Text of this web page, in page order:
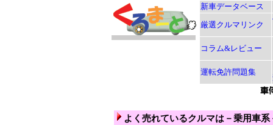
新車データベース
厳選クルマリンク
コラム&レビュー
運転免許問題集
よく売れているクルマは－乗用車系